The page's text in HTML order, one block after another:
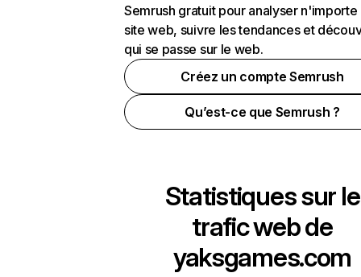
Semrush gratuit pour analyser n'importe
site web, suivre les tendances et
qui se passe sur le web.
Créez un compte Semrush
Qu’est-ce que Semrush ?
Statistiques sur le
trafic web de
yaksgames.com